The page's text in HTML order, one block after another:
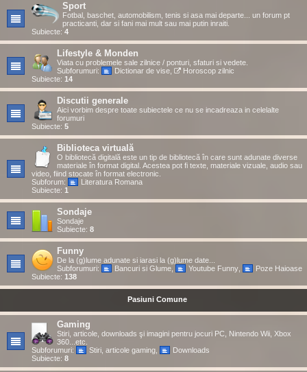
Sport
Fotbal, baschet, automobilism, tenis si asa mai departe... un forum pt
practicanti, dar si fani mai mult sau mai putin inraiti.
Subiecte: 4
Lifestyle & Monden
Viata cu problemele sale zilnice / ponturi, sfaturi si vedete.
Subforumuri:
Dictionar de vise,
Horoscop zilnic
Subiecte: 14
Discutii generale
Aici vorbim despre toate subiectele ce nu se incadreaza in celelalte
forumuri
Subiecte: 5
Biblioteca virtuală
O bibliotecă digitală este un tip de bibliotecă în care sunt adunate diverse
materiale în format digital. Acestea pot fi texte, materiale vizuale, audio sau
video, fiind stocate în format electronic.
Subforum:
Literatura Romana
Subiecte: 1
Sondaje
Sondaje
Subiecte: 8
Funny
De la (g)lume adunate si iarasi la (g)lume date...
Subforumuri:
Bancuri si Glume, Youtube Funny,
Poze Haioase
Subiecte: 138
Pasiuni Comune
Gaming
Stiri, articole, downloads şi imagini pentru jocuri PC, Nintendo Wii, Xbox
360...etc.
Subforumuri:
Stiri, articole gaming,
Downloads
Subiecte: 8